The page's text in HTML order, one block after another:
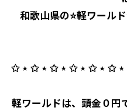
和歌山県の⭐軽ワール
✩ ⋆ ✩ ⋆ ✩ ⋆ ✩ ⋆ ✩ ⋆ ✩
軽ワールドは、頭金０円